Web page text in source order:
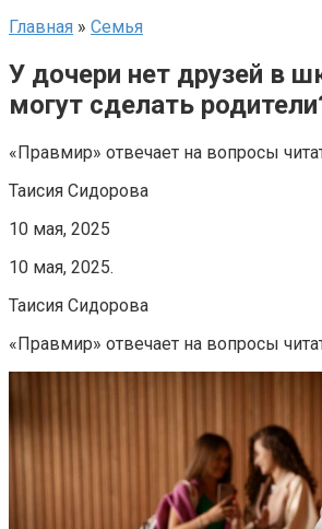
Главная » Семья
У дочери нет друзей в
могут сделать
«Правмир» отвечает на вопросы
Таисия Сидорова
10 мая, 2025
10 мая, 2025.
Таисия Сидорова
«Правмир» отвечает на вопросы